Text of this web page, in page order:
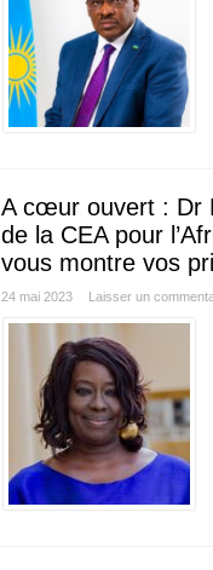
A cœur ouvert : Dr
de la CEA pour
vous montre vos
24 mai 2023 Laisser un